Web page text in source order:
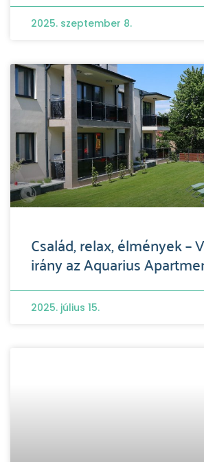
2025. szeptember 8.
Család, relax, élmények –
irány az Aquarius
2025. július 15.